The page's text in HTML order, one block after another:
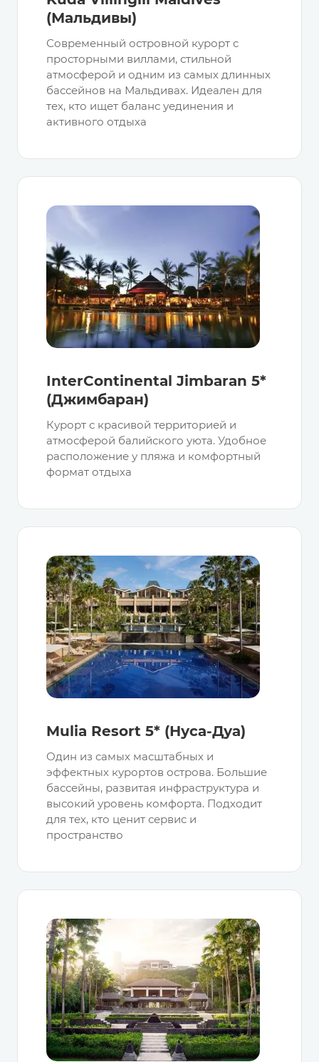
(Мальдивы)
Современный островной курорт с
просторными виллами, стильной
атмосферой и одним из самых длинных
бассейнов на Мальдивах. Идеален для
тех, кто ищет баланс уединения и
активного отдыха
InterContinental Jimbaran 5*
(Джимбаран)
Курорт с красивой территорией и
атмосферой балийского уюта. Удобное
расположение у пляжа и комфортный
формат отдыха
Mulia Resort 5* (Нуса-Дуа)
Один из самых масштабных и
эффектных курортов острова. Большие
бассейны, развитая инфраструктура и
высокий уровень комфорта. Подходит
для тех, кто ценит сервис и
пространство